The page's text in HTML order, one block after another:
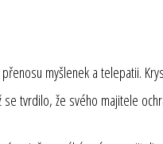
myšlenek a telepatii.
tvrdilo, že svého majitele